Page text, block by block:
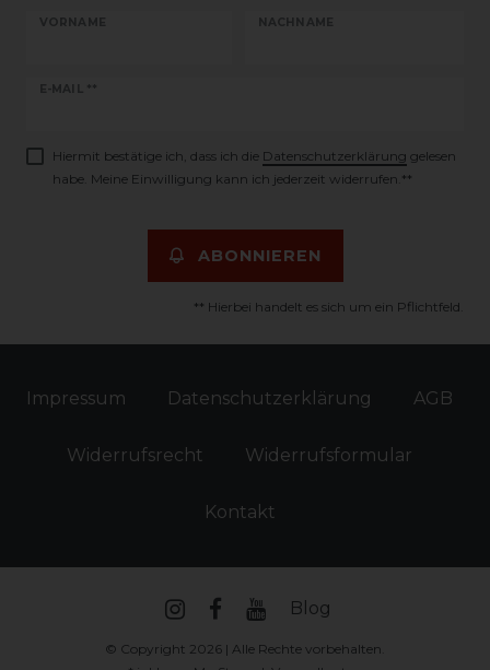
VORNAME NACHNAME
E-MAIL **
Newsletter
Hiermit bestätige ich, dass ich die Daten­schutz­erklärung gelesen
habe. Meine Einwilligung kann ich jederzeit widerrufen.**
ABONNIEREN
** Hierbei handelt es sich um ein Pflichtfeld.
Impressum Daten­schutz­erklärung AGB
Widerrufs­recht Widerrufs­formular
Kontakt
Blog
© Copyright 2026 | Alle Rechte vorbehalten.